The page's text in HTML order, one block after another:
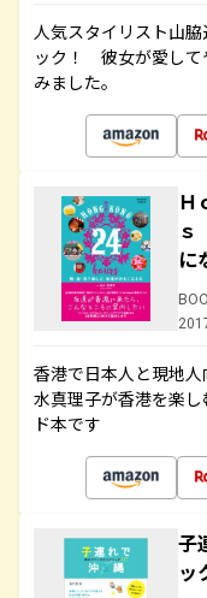
人気スタイリスト山
ック！ 彼女が愛して
みました。
ｓ
に
香港で日本人と現地
水真理子が香港を楽
ド本です
子
ッ